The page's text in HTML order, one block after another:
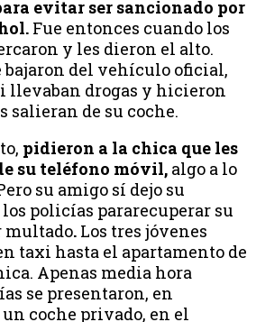
evitar ser sancionado por
Fue entonces cuando los
y les dieron el alto.
bajaron del vehículo oficial,
llevaban drogas y hicieron
salieran de su coche.
pidieron a la chica que les
su teléfono móvil, algo a lo
su amigo sí dejo su
policías pararecuperar su
multado. Los tres jóvenes
taxi hasta el apartamento de
Apenas media hora
se presentaron, en
coche privado, en el